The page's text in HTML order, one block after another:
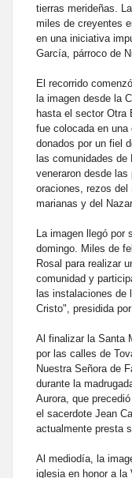
tierras merideñas.
miles de creyentes
en una iniciativa
García, párroco de
El recorrido
la imagen desde la
hasta el sector Otra
fue colocada en una
donados por un fiel
las comunidades
veneraron desde
oraciones, rezos del
marianas y del
La imagen llegó
domingo. Miles de
Rosal para realizar
comunidad y
las instalaciones de
Cristo", presidida
Al finalizar la Santa
por las calles de
Nuestra Señora de
durante la
Aurora, que
el sacerdote Jean
actualmente presta
Al mediodía, la
iglesia en honor a la